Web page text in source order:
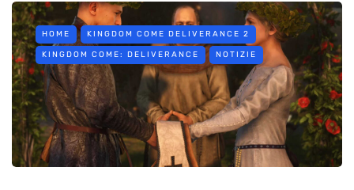
HOME KINGDOM COME DELIVERANCE 2
KINGDOM COME: DELIVERANCE NOTIZIE